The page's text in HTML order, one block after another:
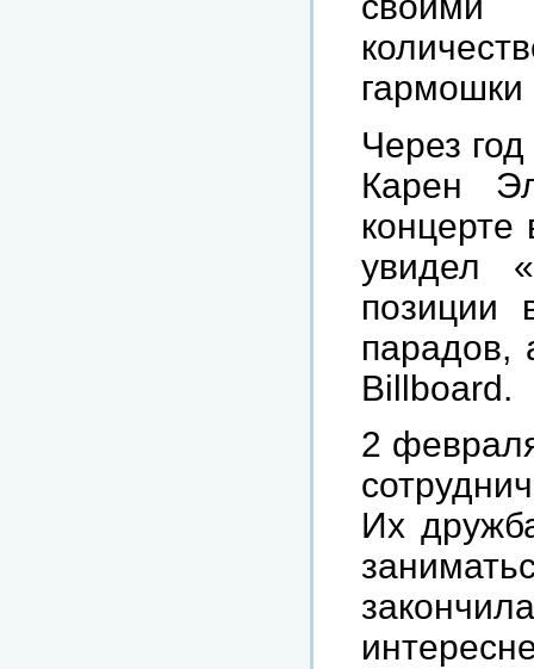
гармошки
Через
Карен
увидел
позиции
парадов,
Billboard.
2
Их